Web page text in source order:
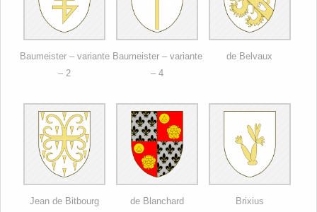
Baumeister – variante
– 2
Baumeister – variante
– 4
de Belvaux
Jean de Bitbourg de Blanchard Brixius